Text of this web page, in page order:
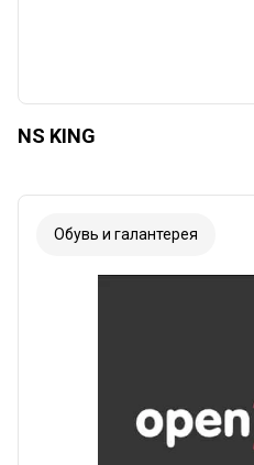
NS KING
Обувь и галантерея